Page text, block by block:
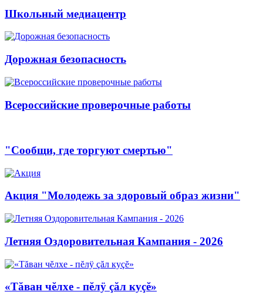
Школьный медиацентр
Дорожная безопасность
Всероссийские проверочные работы
"Сообщи, где торгуют смертью"
Акция "Молодежь за здоровый образ жизни"
Летняя Оздоровительная Кампания - 2026
«Тăван чĕлхе - пĕлÿ çăл куçĕ»